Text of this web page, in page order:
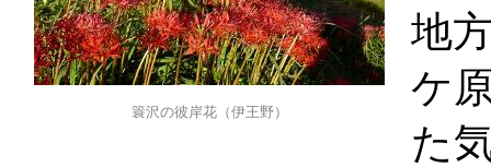
簑沢の彼岸花（伊王野）
地
ケ
た